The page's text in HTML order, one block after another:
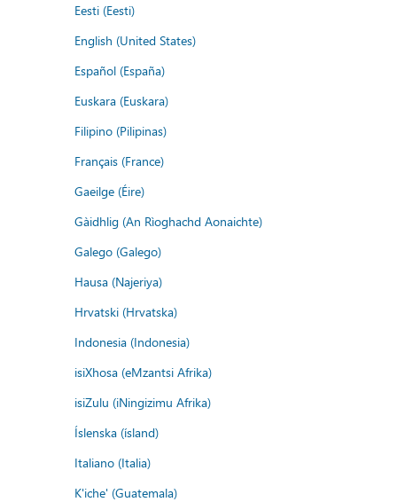
Eesti (Eesti)
English (United States)
Español (España)
Euskara (Euskara)
Filipino (Pilipinas)
Français (France)
Gaeilge (Éire)
Gàidhlig (An Rìoghachd Aonaichte)
Galego (Galego)
Hausa (Najeriya)
Hrvatski (Hrvatska)
Indonesia (Indonesia)
isiXhosa (eMzantsi Afrika)
isiZulu (iNingizimu Afrika)
Íslenska (ísland)
Italiano (Italia)
K'iche' (Guatemala)